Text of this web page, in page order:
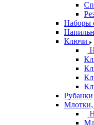
Наборы
Ключи
Рубанки
Млотки,